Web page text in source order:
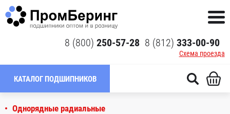
8 (800) 250-57-28 8 (812) 333-00-90
Схема проезда
КАТАЛОГ ПОДШИПНИКОВ
Однорядные радиальные